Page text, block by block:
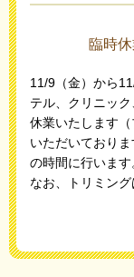
臨時
11/9（金）から
テル、クリニッ
休業いたします
いただいており
の時間に行います
なお、トリミング